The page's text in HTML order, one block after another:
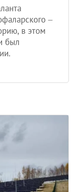
–
в этом
был